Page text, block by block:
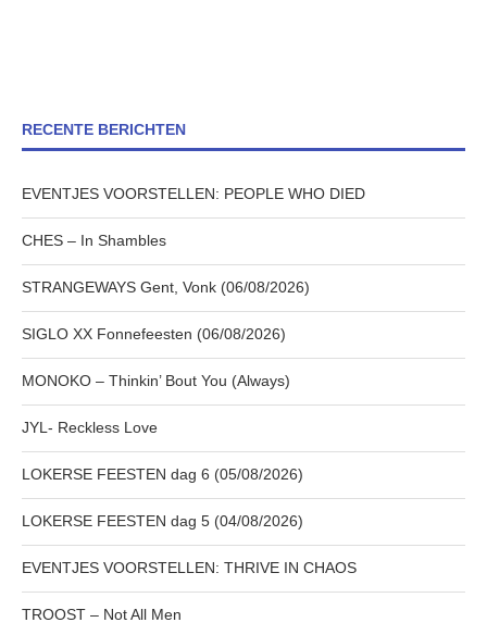
RECENTE BERICHTEN
EVENTJES VOORSTELLEN: PEOPLE WHO DIED
CHES – In Shambles
STRANGEWAYS Gent, Vonk (06/08/2026)
SIGLO XX Fonnefeesten (06/08/2026)
MONOKO – Thinkin’ Bout You (Always)
JYL- Reckless Love
LOKERSE FEESTEN dag 6 (05/08/2026)
LOKERSE FEESTEN dag 5 (04/08/2026)
EVENTJES VOORSTELLEN: THRIVE IN CHAOS
TROOST – Not All Men